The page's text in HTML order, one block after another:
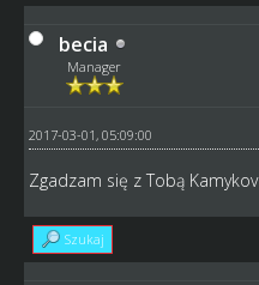
becia
Manager
2017-03-01, 05:09:00
Zgadzam się z Tobą Kamykov
Szukaj